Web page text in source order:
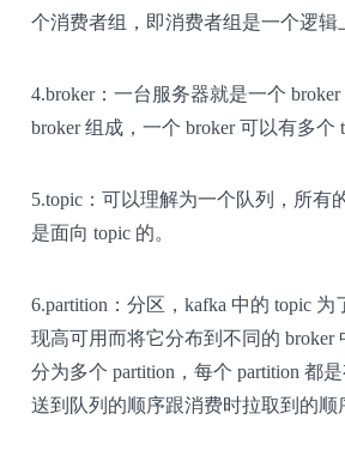
个消费者组，即消费者组是一个逻辑
4.broker：一台服务器就是一个
broker 组成，一个 broker 可以有多个
5.topic：可以理解为一个队列，所有
是面向 topic 的。
6.partition：分区，kafka 中的 topic
现高可用而将它分布到不同的 broker
分为多个 partition，每个 partition 都
送到队列的顺序跟消费时拉取到的顺